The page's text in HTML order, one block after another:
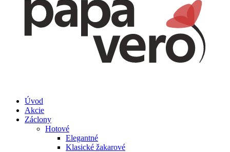
Úvod
Akcie
Záclony
Hotové
Elegantné
Klasické žakarové